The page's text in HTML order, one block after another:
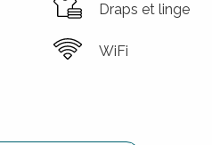
Draps et linge
WiFi